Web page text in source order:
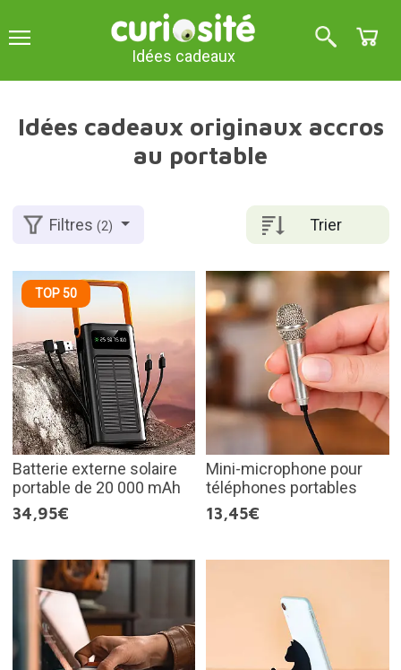
Idées cadeaux
Idées cadeaux originaux accros
au portable
Trier
Filtres(2)
TOP 50
Batterie externe solaire
portable de 20 000 mAh
34,95€
Mini-microphone pour
téléphones portables
13,45€